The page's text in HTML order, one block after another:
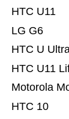
HTC 10
Motorola
HTC U11
HTC U
LG G6
HTC U11